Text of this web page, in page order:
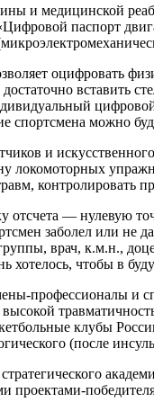
и медицинской
паспорт
оцифровать
вставить
спортсмена можно
и
локомоторных
контролировать
отсчета — нулевую
заболел или не
врач, к.м.н.,
чтобы в
профессионалы и
клубы
(после
проектами-